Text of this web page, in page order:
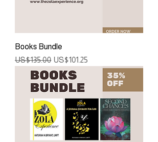
Books Bundle
ราคาปกติ
US$135.00 ราคาขายลด
US$101.25